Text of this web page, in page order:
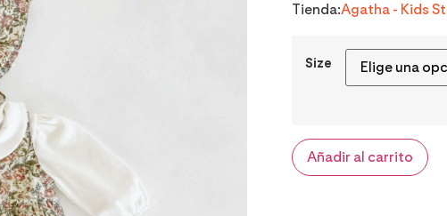
Tienda:Agatha - Kids
Size
Añadir al carrito